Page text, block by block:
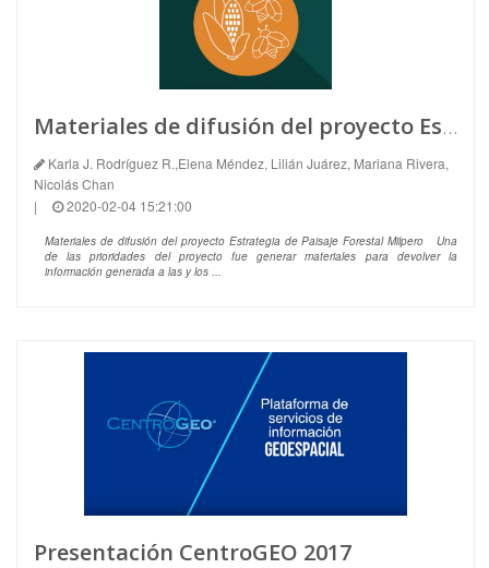
Materiales de difusión del proyecto Estrategia de Paisaje forestal Milpero
Karla J. Rodríguez R.,Elena Méndez, Lilián Juárez, Mariana Rivera,
Nicolás Chan
|
2020-02-04 15:21:00
Materiales de difusión del proyecto Estrategia de Paisaje Forestal Milpero Una
de las prioridades del proyecto fue generar materiales para devolver la
información generada a las y los ...
Presentación CentroGEO 2017